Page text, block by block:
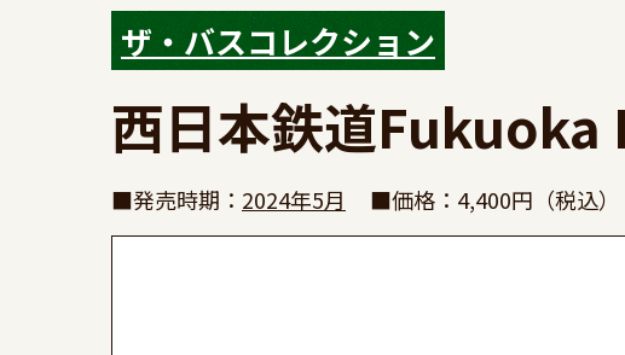
ザ・バスコレクション
西日本鉄道Fukuoka
■発売時期： 2024年5月 ■価格：4,400円（税込）